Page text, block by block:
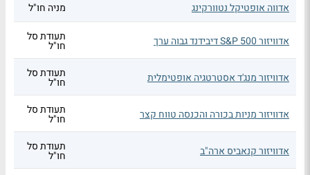
אדווה אופטיקל נטוורקינג מניה חו"ל
אדוויזור S&P 500 דיבידנד גבוה ערך תעודת סל
חו"ל
אדוויזור מנג'ד אסטרטגיה אופטימלית תעודת סל
חו"ל
אדוויזור מניות בכורה והכנסה טווח קצר תעודת סל
חו"ל
אדוויזור קנאביס ארה"ב תעודת סל
חו"ל